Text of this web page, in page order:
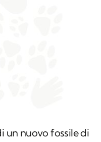
un nuovo fossile di